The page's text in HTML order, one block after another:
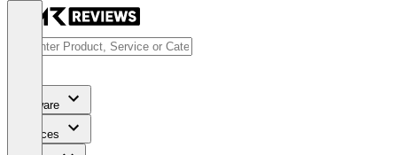
Software
Services